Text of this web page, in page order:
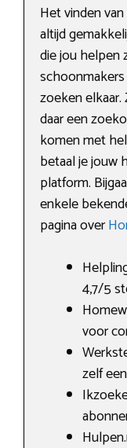
Het vinden
altijd
die jou helpen
zoeken
daar een
komen met
betaal je jouw
platform.
enkele
pagina over
4,7/5
voor
zelf